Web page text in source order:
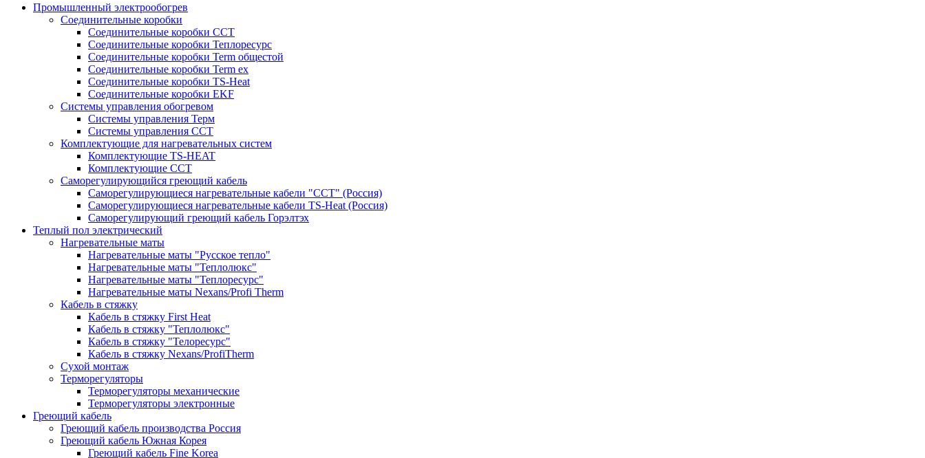
Промышленный электрообогрев
Соединительные коробки
Соединительные коробки ССТ
Соединительные коробки Теплоресурс
Соединительные коробки Term общестой
Соединительные коробки Term ex
Соединительные коробки TS-Heat
Соединительные коробки EKF
Системы управления обогревом
Системы управления Терм
Системы управления ССТ
Комплектующие для нагревательных систем
Комплектующие TS-HEAT
Комплектующие ССТ
Саморегулирующийся греющий кабель
Саморегулирующиеся нагревательные кабели "ССТ" (Россия)
Саморегулирующиеся нагревательные кабели TS-Heat (Россия)
Саморегулирующий греющий кабель Горэлтэх
Теплый пол электрический
Нагревательные маты
Нагревательные маты "Русское тепло"
Нагревательные маты "Теплолюкс"
Нагревательные маты "Теплоресурс"
Нагревательные маты Nexans/Profi Therm
Кабель в стяжку
Кабель в стяжку First Heat
Кабель в стяжку "Теплолюкс"
Кабель в стяжку "Телоресурс"
Кабель в стяжку Nexans/ProfiTherm
Сухой монтаж
Терморегуляторы
Терморегуляторы механические
Терморегуляторы электронные
Греющий кабель
Греющий кабель производства Россия
Греющий кабель Южная Корея
Греющий кабель Fine Korea